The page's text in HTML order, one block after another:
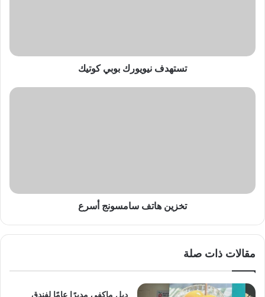
تستهدف نيويورك بوبي كوتيك
تخزين
تخزين هاتف سامسونج أسرع
مقالات ذات صلة
ديل ماكفي مديرًا عامًا لفندق